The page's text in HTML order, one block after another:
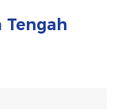
Tengah